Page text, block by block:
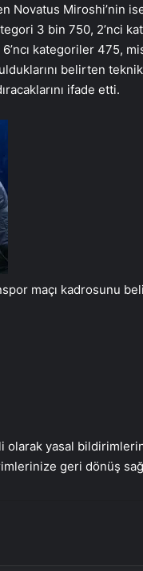
Novatus Miroshi’nin
3 bin 750, 2’nci
kategoriler 475,
belirten
ifade etti.
maçı kadrosunu
olarak yasal
geri dönüş